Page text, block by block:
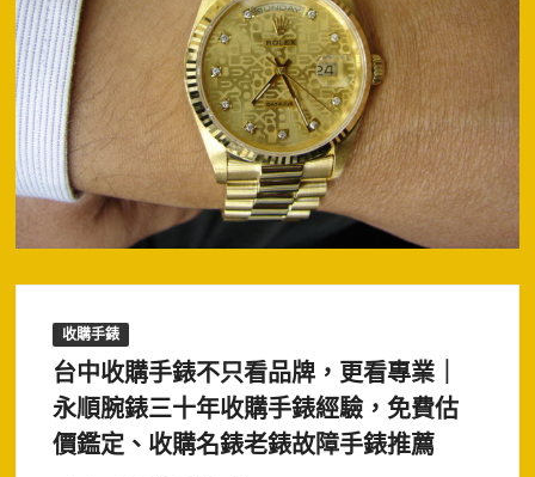
收購手錶
台中收購手錶不只看品牌，更看專業｜
永順腕錶三十年收購手錶經驗，免費估
價鑑定、收購名錶老錶故障手錶推薦